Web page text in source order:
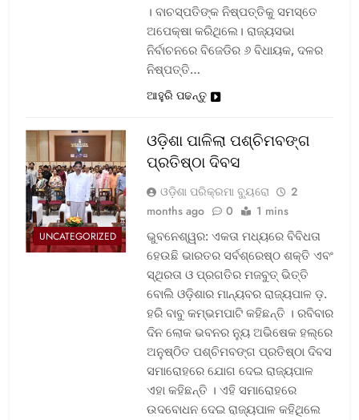
। ବାଚସ୍ପତିଙ୍କ ନିଷ୍ପତ୍ତିକୁ ସମସ୍ତେ
ଅପେକ୍ଷା କରିଥିଲେ। ରାଜ୍ୟସଭା
ନିର୍ବାଚନରେ ବିଜେଡିର ୬ ବିଧାୟକ, ଦଳର
ନିଷ୍ପତ୍ତି…
ଆହୁରି ପଢନ୍ତୁ
UNCATEGORIZED
ଓଡ଼ିଶା ପାଳିଲା ପଶ୍ଚିମବଙ୍ଗ
ପ୍ରତିଷ୍ଠା ଦିବସ
ଓଡ଼ିଶା ପରିକ୍ରମା ବ୍ୟୁରୋ
2
months ago
0 1 mins
ଭୁବନେଶ୍ୱର: ଏକତା ମଧ୍ୟରେ ବିବିଧତା
ହେଉଛି ଭାରତର ସର୍ବଶ୍ରେଷ୍ଠ ଶକ୍ତି ଏବଂ
ସ୍ଥିରତା ଓ ପ୍ରଗତିର ମଜବୁତ୍ ଭିତ୍ତି
ବୋଲି ଓଡ଼ିଶାର ମାନ୍ୟବର ରାଜ୍ୟପାଳ ଡ଼.
ହରି ବାବୁ କମ୍ଭମପାଟି କହିଛନ୍ତି । ରବିବାର
ଦିନ ଲୋକ ଭବନର ନ୍ୟୁ ଅଭିଷେକ ହଲ୍‌ରେ
ଅନୁଷ୍ଠିତ ପଶ୍ଚିମବଙ୍ଗ ପ୍ରତିଷ୍ଠା ଦିବସ
ସମାରୋହରେ ଯୋଗ ଦେଇ ରାଜ୍ୟପାଳ
ଏହା କହିଛନ୍ତି । ଏହି ସମାରୋହରେ
ଉଦବୋଧନ ଦେଇ ରାଜ୍ୟପାଳ କହିଥିଲେ